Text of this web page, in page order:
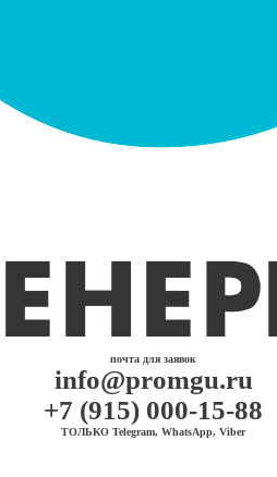
почта для заявок
info@promgu.ru
+7 (915) 000-15-88
ТОЛЬКО Telegram, WhatsApp, Viber